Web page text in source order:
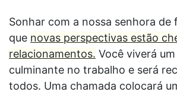
Sonhar com a nossa senhora de
que novas perspectivas estão
relacionamentos. Você viverá
culminante no trabalho e será
todos. Uma chamada colocará